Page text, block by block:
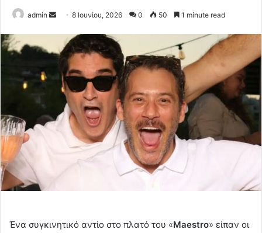
admin
Send
email
8 Ιουνίου, 2026 0 50 1 minute read
Ένα συγκινητικό αντίο στο πλατό του «Maestro» είπαν οι